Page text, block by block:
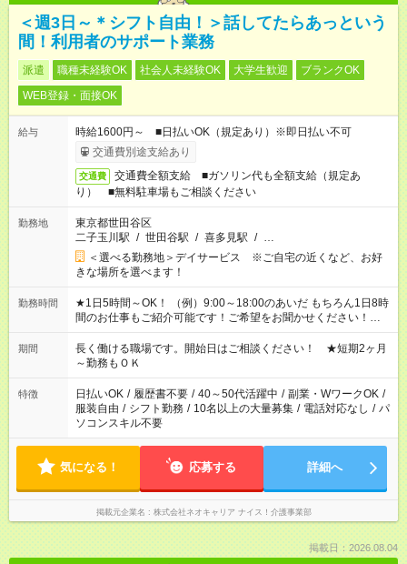
＜週3日～＊シフト自由！＞話してたらあっという
間！利用者のサポート業務
派遣 職種未経験OK 社会人未経験OK 大学生歓迎
ブランクOK
WEB登録・面接OK
給与
時給1600円～ ■日払いOK（規定あり）※即日払い不可
交通費別途支給あり
交通費
交通費全額支給 ■ガソリン代も全額支給（規定あ
り） ■無料駐車場もご相談ください
勤務地
東京都世田谷区
二子玉川駅 / 世田谷駅 / 喜多見駅 / …
＜選べる勤務地＞デイサービス ※ご自宅の近くなど、お好
きな場所を選べます！
勤務時間
★1日5時間～OK！ （例）9:00～18:00のあいだ もちろん1日8時
間のお仕事もご紹介可能です！ご希望をお聞かせください！★家
庭の都合でお休みが必要な場合も遠慮なくご相談ください。 ※
週最低15時間以上の勤務が必要です
期間
長く働ける職場です。開始日はご相談ください！ ★短期2ヶ月
～勤務もＯＫ
特徴 日払いOK / 履歴書不要 / 40～50代活躍中 / 副業・WワークOK /
服装自由 / シフト勤務 / 10名以上の大量募集 / 電話対応なし / パ
ソコンスキル不要
気になる！ 応募する 詳細へ
掲載元企業名 株式会社ネオキャリア ナイス！介護事業部
掲載日：2026.08.04